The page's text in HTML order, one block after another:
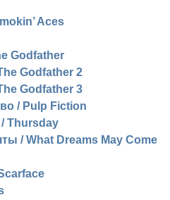
Aces
Godfather
Godfather 2
Godfather 3
/ Pulp Fiction
Thursday
/ What Dreams May Come